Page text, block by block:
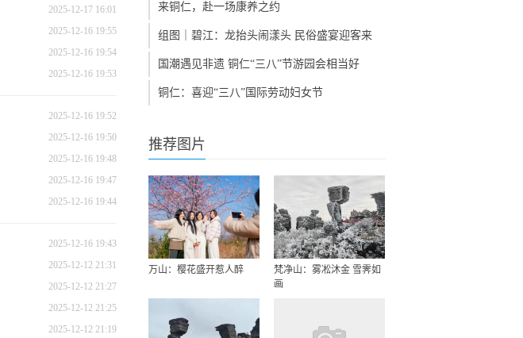
2025-12-17 16:01
2025-12-16 19:55
2025-12-16 19:54
2025-12-16 19:53
2025-12-16 19:52
2025-12-16 19:50
2025-12-16 19:48
2025-12-16 19:47
2025-12-16 19:44
2025-12-16 19:43
2025-12-12 21:31
2025-12-12 21:27
2025-12-12 21:25
2025-12-12 21:19
来铜仁，赴一场康养之约
组图｜碧江：龙抬头闹漾头 民俗盛宴迎客来
国潮遇见非遗 铜仁“三八”节游园会相当好
铜仁：喜迎“三八”国际劳动妇女节
推荐图片
万山：樱花盛开惹人醉
梵净山：雾凇沐金 雪霁如
画